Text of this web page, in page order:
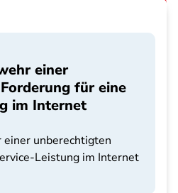
einer
für eine
im Internet
unberechtigten
Leistung im Internet